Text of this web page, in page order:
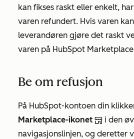
kan fikses raskt eller enkelt,
varen refundert. Hvis varen
leverandøren gjøre det raskt
varen på HubSpot
Be om refusjon
På HubSpot-kontoen din
Marketplace-ikonet
i den
navigasjonslinjen, og deretter